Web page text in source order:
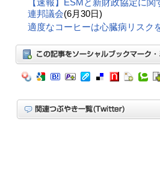
【速報】ESMと新財政協定に
連邦議会(6月30日)
適度なコーヒーは心臓病リスク